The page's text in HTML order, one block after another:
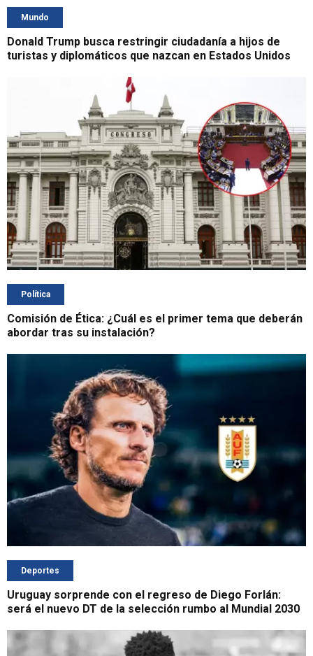
Mundo
Donald Trump busca restringir ciudadanía a hijos de
turistas y diplomáticos que nazcan en Estados Unidos
Política
Comisión de Ética: ¿Cuál es el primer tema que deberán
abordar tras su instalación?
Deportes
Uruguay sorprende con el regreso de Diego Forlán:
será el nuevo DT de la selección rumbo al Mundial 2030